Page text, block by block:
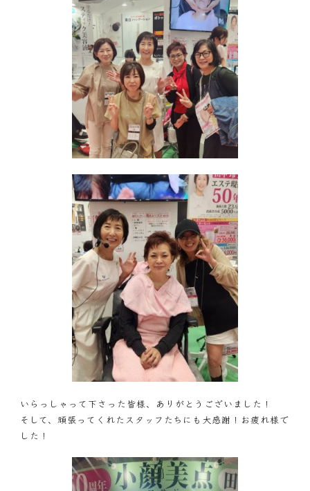
いらっしゃって下さった皆様、ありがとうございました！
そして、頑張ってくれたスタッフたちにも大感謝！お疲れ様で
した！